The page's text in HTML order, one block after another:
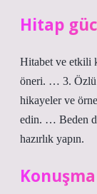
Hitap
Hitabet ve etkili
öneri. … 3. Özlü
hikayeler ve
edin. … Beden
hazırlık yapın.